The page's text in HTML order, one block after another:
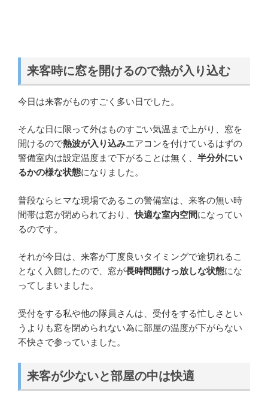
来客時に窓を開けるので熱が入り込む
今日は来客がものすごく多い日でした。
そんな日に限って外はものすごい気温まで上がり、窓を
開けるので熱波が入り込みエアコンを付けているはずの
警備室内は設定温度まで下がることは無く、 半分外にい
るかの様な状態になりました。
普段ならヒマな現場であるこの警備室は、来客の無い時
間帯は窓が閉められており、快適な室内空間になってい
るのです。
それが今日は、来客が丁度良いタイミングで途切れるこ
となく入館したので、窓が長時間開けっ放しな状態にな
ってしまいました。
受付をする私や他の隊員さんは、受付をする忙しさとい
うよりも窓を閉められない為に部屋の温度が下がらない
不快さで参っていました。
来客が少ないと部屋の中は快適